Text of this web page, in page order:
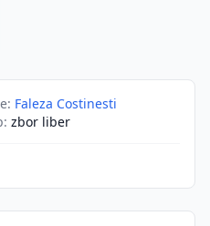
: Faleza Costinesti
: zbor liber